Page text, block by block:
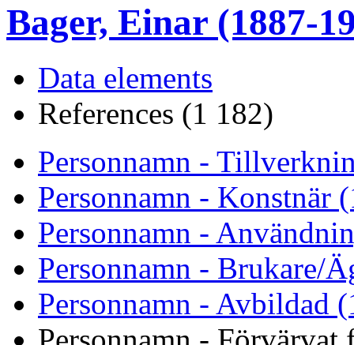
Bager, Einar (1887-
Data elements
References (1 182)
Personnamn -
Personnamn - Konstnär
Personnamn -
Personnamn - Brukare/
Personnamn - Avbildad